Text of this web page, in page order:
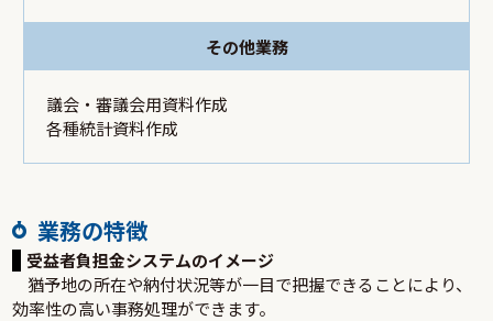
その他業務
議会・審議会用資料作成
各種統計資料作成
業務の特徴
受益者負担金システムのイメージ
猶予地の所在や納付状況等が一目で把握できることにより、
効率性の高い事務処理ができます。